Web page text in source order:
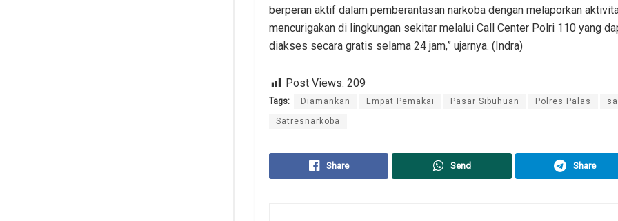
berperan aktif dalam pemberantasan narkoba dengan melaporkan
mencurigakan di lingkungan sekitar melalui Call Center Polri 110 yang
diakses secara gratis selama 24 jam,” ujarnya. (Indra)
Post Views: 209
Tags: Diamankan Empat Pemakai Pasar Sibuhuan Polres Palas
Satresnarkoba
Share Send Share